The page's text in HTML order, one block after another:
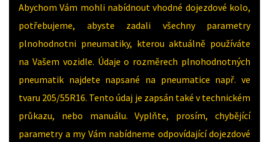
Abychom Vám mohli nabídnout vhodné dojezdové kolo,
potřebujeme, abyste zadali všechny parametry
plnohodnotni pneumatiky, kterou aktuálně používáte
na Vašem vozidle. Údaje o rozměrech plnohodnotných
pneumatik najdete napsané na pneumatice např. ve
tvaru 205/55R16. Tento údaj je zapsán také v technickém
průkazu, nebo manuálu. Vyplňte, prosím, chybějící
parametry a my Vám nabídneme odpovídající dojezdové